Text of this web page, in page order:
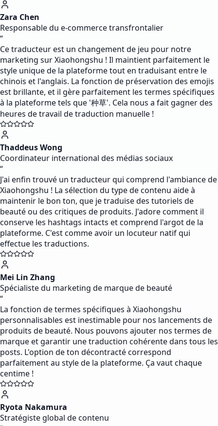
Zara Chen
Responsable du e-commerce transfrontalier
“
Ce traducteur est un changement de jeu pour notre
marketing sur Xiaohongshu ! Il maintient parfaitement le
style unique de la plateforme tout en traduisant entre le
chinois et l'anglais. La fonction de préservation des emojis
est brillante, et il gère parfaitement les termes spécifiques
à la plateforme tels que '种草'. Cela nous a fait gagner des
heures de travail de traduction manuelle !
Thaddeus Wong
Coordinateur international des médias sociaux
“
J'ai enfin trouvé un traducteur qui comprend l'ambiance de
Xiaohongshu ! La sélection du type de contenu aide à
maintenir le bon ton, que je traduise des tutoriels de
beauté ou des critiques de produits. J'adore comment il
conserve les hashtags intacts et comprend l'argot de la
plateforme. C'est comme avoir un locuteur natif qui
effectue les traductions.
Mei Lin Zhang
Spécialiste du marketing de marque de beauté
“
La fonction de termes spécifiques à Xiaohongshu
personnalisables est inestimable pour nos lancements de
produits de beauté. Nous pouvons ajouter nos termes de
marque et garantir une traduction cohérente dans tous les
posts. L'option de ton décontracté correspond
parfaitement au style de la plateforme. Ça vaut chaque
centime !
Ryota Nakamura
Stratégiste global de contenu